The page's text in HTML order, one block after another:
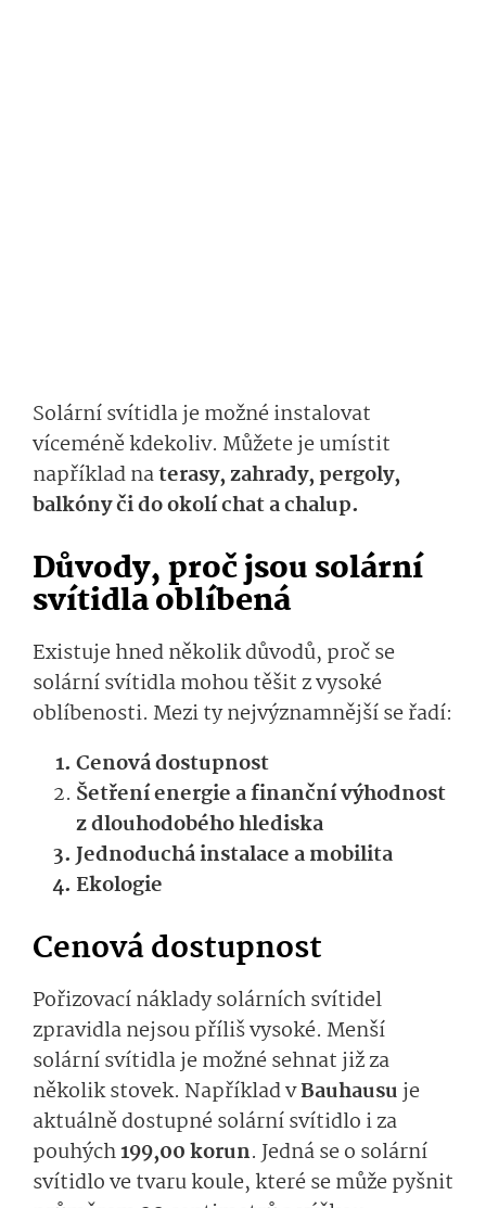
Solární svítidla je možné instalovat
víceméně kdekoliv. Můžete je umístit
například naterasy, zahrady, pergoly,
balkóny či do okolí chat a chalup.
Důvody, proč jsou solární
svítidla oblíbená
Existuje hned několik důvodů, proč se
solární svítidla mohou těšit z vysoké
oblíbenosti. Mezi ty nejvýznamnější se řadí:
Cenová dostupnost
Šetření energie a finanční výhodnost
z dlouhodobého hlediska
Jednoduchá instalace a mobilita
Ekologie
Cenová dostupnost
Pořizovací náklady solárních svítidel
zpravidla nejsou příliš vysoké. Menší
solární svítidla je možné sehnat již za
několik stovek. Například vBauhausu je
aktuálně dostupné solární svítidlo i za
pouhých199,00 korun. Jedná se o solární
svítidlo ve tvaru koule, které se může pyšnit